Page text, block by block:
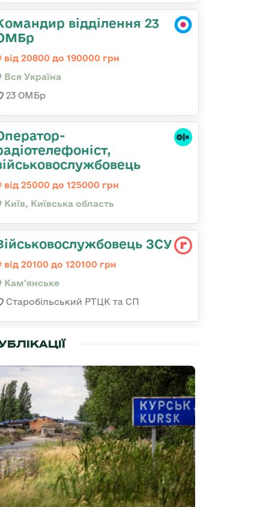
відділення 23
від 20800 до 190000 грн
Вся Україна
23 ОМБр
від 25000 до 125000 грн
Київ, Київська область
ЗСУ
від 20100 до 120100 грн
Кам'янське
Старобільський РТЦК та СП